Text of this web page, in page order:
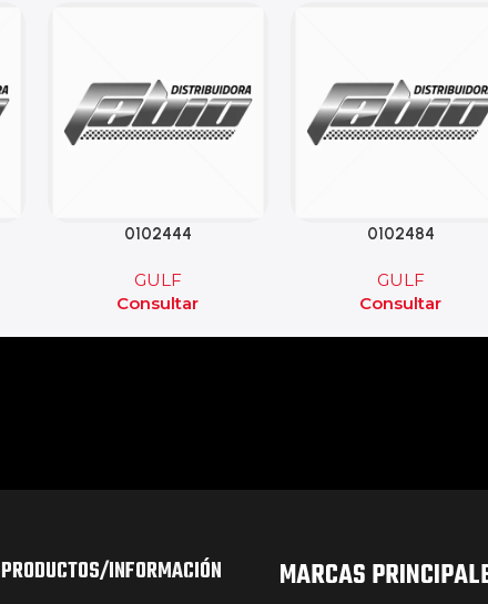
0102444
GULF
Consultar
0102484
GULF
Consultar
PRODUCTOS/INFORMACIÓN MARCAS